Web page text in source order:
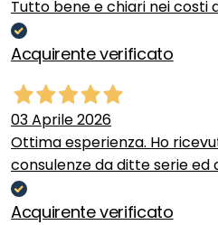
Tutto bene e chiari nei costi
Acquirente verificato
03 Aprile 2026
Ottima esperienza. Ho
consulenze da ditte serie ed
Acquirente verificato